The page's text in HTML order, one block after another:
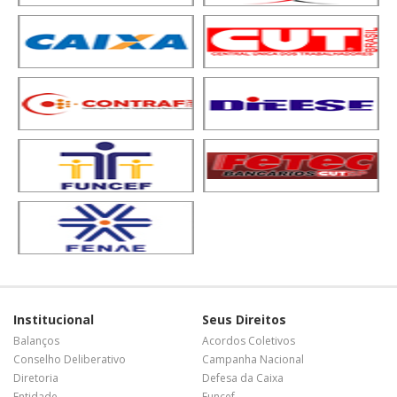
Institucional
Balanços
Conselho Deliberativo
Diretoria
Seus Direitos
Acordos Coletivos
Campanha Nacional
Defesa da Caixa